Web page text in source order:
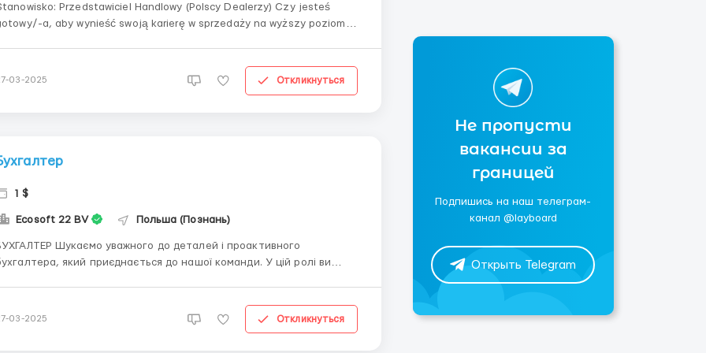
Przedstawiciel Handlowy (Polscy Dealerzy) Czy jesteś
a, aby wynieść swoją karierę w sprzedaży na wyższy poziom?
systemie wynagrodzenia opartym na ...
03-2025 Откликнуться
1 $
Ecosoft 22 BV Польша (Познань)
Шукаємо уважного до деталей і проактивного
який приєднається до нашої команди. У цій ролі ви
03-2025 Откликнуться
Не пропусти
вакансии за
границей
Подпишись на наш телеграм-
канал @layboard
Открыть Telegram